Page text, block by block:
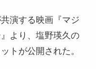
演する映画『マジ
より、塩野瑛久の
トが公開された。